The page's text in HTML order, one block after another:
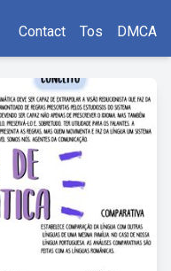
Contact Tos DMCA